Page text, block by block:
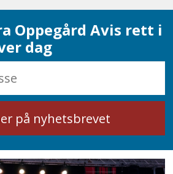
Oppegård Avis rett i
dag